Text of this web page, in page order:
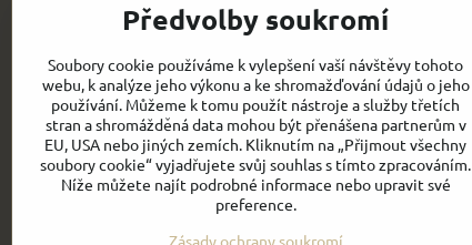
CHEFWORKS / BRAGARD / ROLLDRAP
GASTROELEGANCE s.r.o
Milady Horákové 852/82
CZ- PRAHA 7
IČO: 28258096
DIČ: CZ28258096
info@gastroelegance.cz
Obchodní
podmínky
Předvolby soukromí
Soubory cookie používáme k vylepšení vaší návštěvy tohoto
webu, k analýze jeho výkonu a ke shromažďování údajů o jeho
používání. Můžeme k tomu použít nástroje a služby třetích
stran a shromážděná data mohou být přenášena partnerům v
EU, USA nebo jiných zemích. Kliknutím na „Přijmout všechny
soubory cookie“ vyjadřujete svůj souhlas s tímto zpracováním.
Níže můžete najít podrobné informace nebo upravit své
preference.
Zásady ochrany soukromí